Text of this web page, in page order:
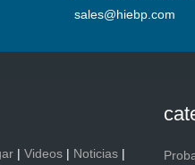
sales@hiebp.com
| Videos | Noticias |